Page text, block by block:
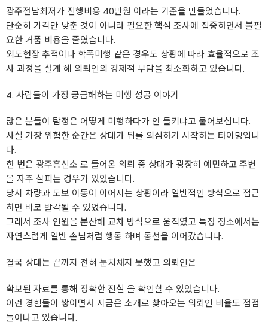
광주전남최저가 진행비용 40만원 이라는 기준을 만들었습니다.
단순히 가격만 낮춘 것이 아니라 필요한 핵심 조사에 집중하면서 불필
요한 거품 비용을 줄였습니다.
외도현장 추적이나 학폭미행 같은 경우도 상황에 따라 효율적으로 조
사 과정을 설계 해 의뢰인의 경제적 부담을 최소화하고 있습니다.
4. 사람들이 가장 궁금해하는 미행 성공 이야기
많은 분들이 탐정은 어떻게 미행하다가 안 들키냐고 물어보십니다.
사실 가장 위험한 순간은 상대가 뒤를 의심하기 시작하는 타이밍입니
다.
한 번은 광주흥신소 로 들어온 의뢰 중 상대가 굉장히 예민하고 주변
을 자주 살피는 경우가 있었습니다.
당시 차량과 도보 이동이 이어지는 상황이라 일반적인 방식으로 접근
하면 바로 발각될 수 있었습니다.
그래서 조사 인원을 분산해 교차 방식으로 움직였고 특정 장소에서는
자연스럽게 일반 손님처럼 행동 하며 동선을 이어갔습니다.
결국 상대는 끝까지 전혀 눈치채지 못했고 의뢰인은
확보된 자료를 통해 정확한 진실 을 확인할 수 있었습니다.
이런 경험들이 쌓이면서 지금은 소개로 찾아오는 의뢰인 비율도 점점
늘어나고 있습니다.